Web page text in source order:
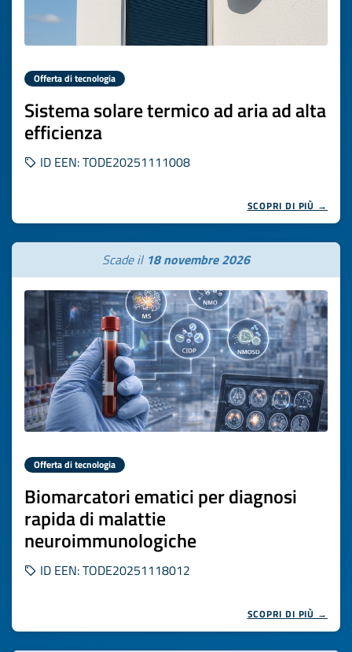
Offerta di tecnologia
Sistema solare termico ad aria ad alta
efficienza
ID EEN: TODE20251111008
SCOPRI DI PIÙ →
Scade il 18 novembre 2026
Offerta di tecnologia
Biomarcatori ematici per diagnosi
rapida di malattie
neuroimmunologiche
ID EEN: TODE20251118012
SCOPRI DI PIÙ →